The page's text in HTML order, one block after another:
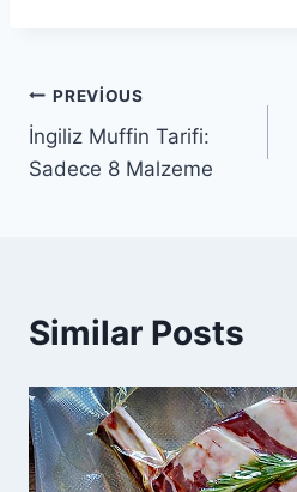
Yazı
gezinmesi
PREVIOUS
İngiliz Muffin Tarifi:
Sadece 8 Malzeme
Similar Posts